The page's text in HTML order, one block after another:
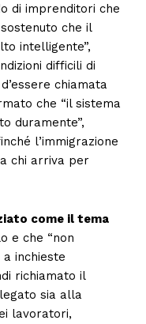
di imprenditori che
che il
intelligente”,
difficili di
chiamata
che “il sistema
duramente”,
l’immigrazione
chi arriva per
come il tema
e che “non
inchieste
richiamato il
sia alla
lavoratori,